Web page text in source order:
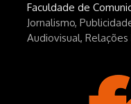
Faculdade de
Jornalismo,
Audiovisual, Relações